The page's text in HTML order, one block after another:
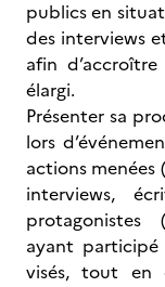
publics en
des interviews
afin
élargi.
Présenter sa
lors
actions menées
interviews,
protagonistes
ayant
visés, tout en